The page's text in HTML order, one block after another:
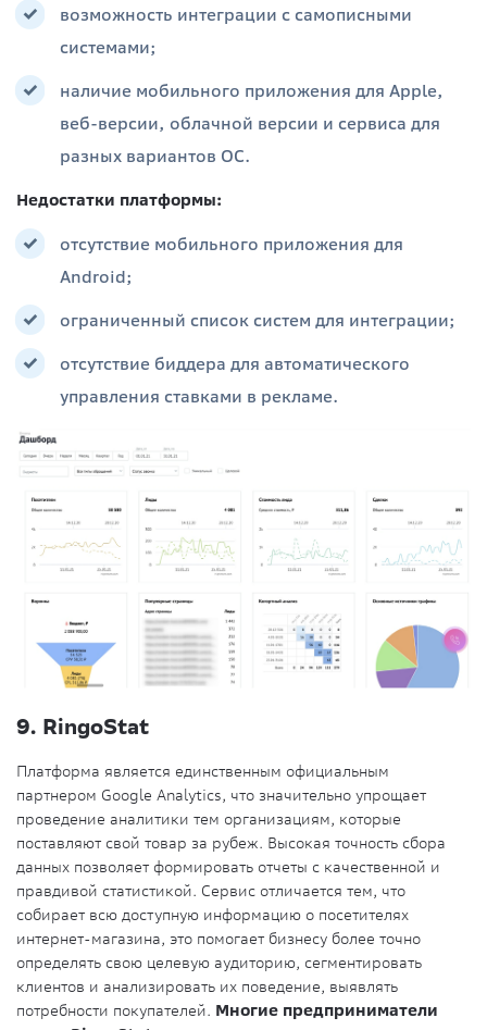
возможность интеграции с самописными
системами;
наличие мобильного приложения для Apple,
веб-версии, облачной версии и сервиса для
разных вариантов ОС.
Недостатки платформы:
отсутствие мобильного приложения для
Android;
ограниченный список систем для интеграции;
отсутствие биддера для автоматического
управления ставками в рекламе.
9. RingoStat
Платформа является единственным официальным
партнером Google Analytics, что значительно упрощает
проведение аналитики тем организациям, которые
поставляют свой товар за рубеж. Высокая точность сбора
данных позволяет формировать отчеты с качественной и
правдивой статистикой. Сервис отличается тем, что
собирает всю доступную информацию о посетителях
интернет-магазина, это помогает бизнесу более точно
определять свою целевую аудиторию, сегментировать
клиентов и анализировать их поведение, выявлять
потребности покупателей. Многие предприниматели